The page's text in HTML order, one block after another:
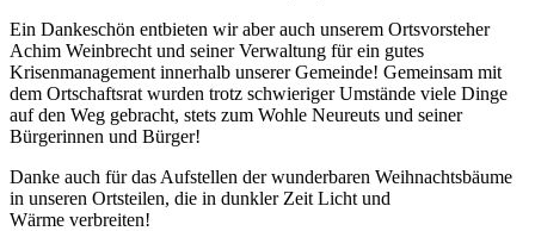
Ein Dankeschön entbieten wir aber auch unserem Ortsvorsteher
Achim Weinbrecht und seiner Verwaltung für ein gutes
Krisenmanagement innerhalb unserer Gemeinde! Gemeinsam mit
dem Ortschaftsrat wurden trotz schwieriger Umstände viele Dinge
auf den Weg gebracht, stets zum Wohle Neureuts und seiner
Bürgerinnen und Bürger!
Danke auch für das Aufstellen der wunderbaren Weihnachtsbäume
in unseren Ortsteilen, die in dunkler Zeit Licht und
Wärme verbreiten!